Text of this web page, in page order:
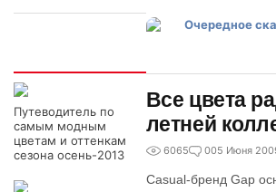
Путеводитель по
самым модным
цветам и оттенкам
сезона осень-2013
Все цвета
летней
6065 005 Июня
Casual-бренд Gap